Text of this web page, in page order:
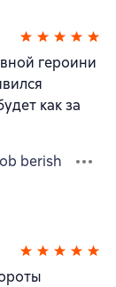
героини
как за
berish